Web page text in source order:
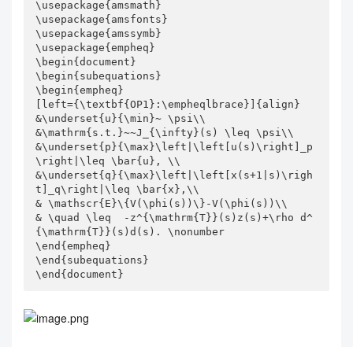
\usepackage{amsmath}
\usepackage{amsfonts}
\usepackage{amssymb}
\usepackage{empheq}
\begin{document}
\begin{subequations}
\begin{empheq}
[left={\textbf{OP1}:\empheqlbrace}]{align}
&\underset{u}{\min}~ \psi\\
&\mathrm{s.t.}~~J_{\infty}(s) \leq \psi\\
&\underset{p}{\max}\left|\left[u(s)\right]_p
\right|\leq \bar{u}, \\
&\underset{q}{\max}\left|\left[x(s+1|s)\righ
t]_q\right|\leq \bar{x},\\
& \mathscr{E}\{V(\phi(s))\}-V(\phi(s))\\
& \quad \leq  -z^{\mathrm{T}}(s)z(s)+\rho d^
{\mathrm{T}}(s)d(s). \nonumber
\end{empheq}
\end{subequations}
\end{document}